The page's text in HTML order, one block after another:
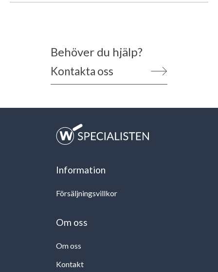
Behöver du hjälp?
Kontakta oss
Information
Försäljningsvillkor
Om oss
Om oss
Kontakt